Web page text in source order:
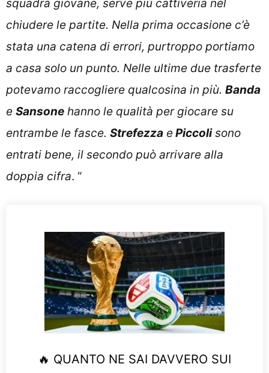
squadra giovane, serve più cattiveria nel
chiudere le partite. Nella prima occasione c’è
stata una catena di errori, purtroppo portiamo
a casa solo un punto. Nelle ultime due trasferte
potevamo raccogliere qualcosina in più. Banda
e Sansone hanno le qualità per giocare su
entrambe le fasce. Strefezza ePiccolisono
entrati bene, il secondo può arrivare alla
doppia cifra. “
🔥 QUANTO NE SAI DAVVERO SUI